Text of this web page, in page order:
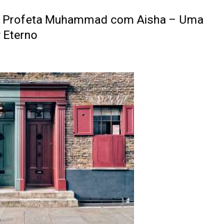
Muhammad com Aisha – Uma